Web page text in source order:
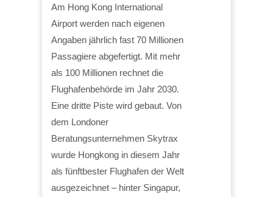
Am Hong Kong International
Airport werden nach eigenen
Angaben jährlich fast 70 Millionen
Passagiere abgefertigt. Mit mehr
als 100 Millionen rechnet die
Flughafenbehörde im Jahr 2030.
Eine dritte Piste wird gebaut. Von
dem Londoner
Beratungsunternehmen Skytrax
wurde Hongkong in diesem Jahr
als fünftbester Flughafen der Welt
ausgezeichnet – hinter Singapur,